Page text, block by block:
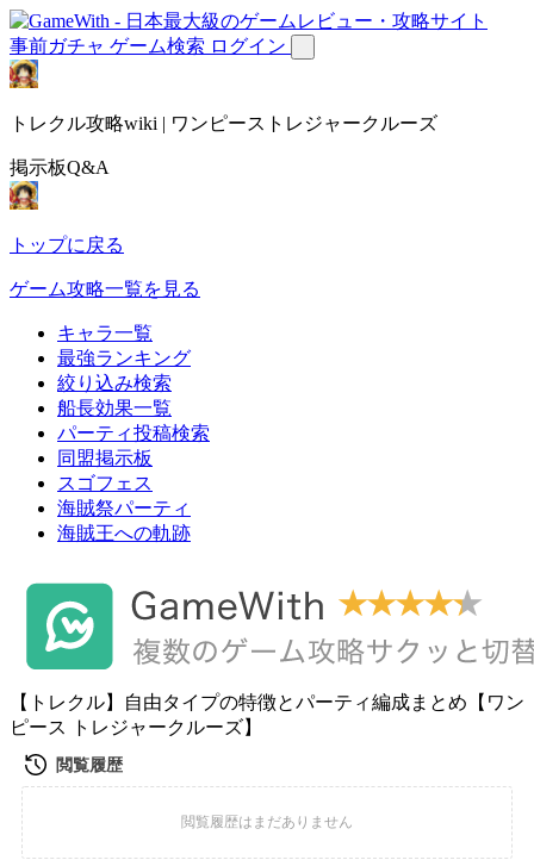
事前ガチャ ゲーム検索 ログイン
トレクル攻略wiki | ワンピーストレジャークルーズ
掲示板Q&A
トップに戻る
ゲーム攻略一覧を見る
キャラ一覧
最強ランキング
絞り込み検索
船長効果一覧
パーティ投稿検索
同盟掲示板
スゴフェス
海賊祭パーティ
海賊王への軌跡
【トレクル】自由タイプの特徴とパーティ編成まとめ【ワン
ピース トレジャークルーズ】